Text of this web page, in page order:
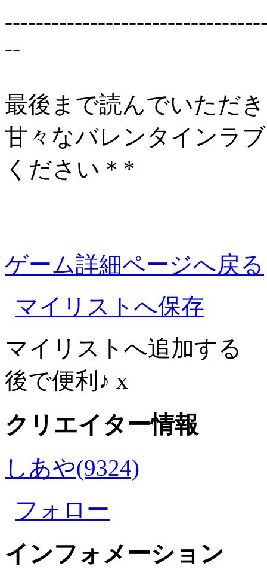
--
最後まで読んでいただ
甘々なバレンタインラ
ください＊*
ゲーム詳細ページへ戻る
マイリストへ保存
マイリストへ追加する
後で便利♪ x
クリエイター情報
しあや(9324)
フォロー
インフォメーション